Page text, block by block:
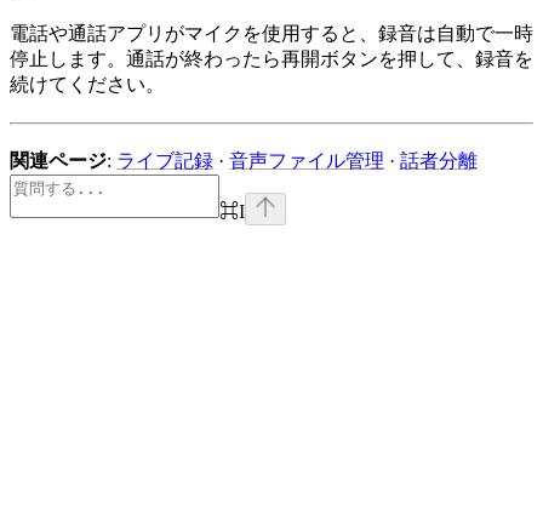
電話や通話アプリがマイクを使用すると、録音は自動で一時
停止します。通話が終わったら再開ボタンを押して、録音を
続けてください。
関連ページ: ライブ記録 · 音声ファイル管理 · 話者分離
⌘I